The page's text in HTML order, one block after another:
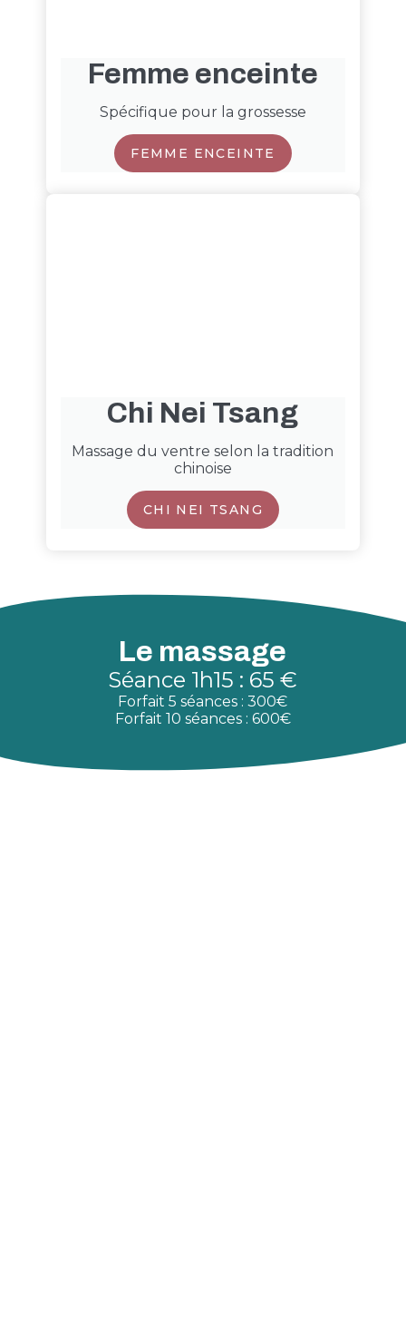
Femme enceinte
Spécifique pour la grossesse
FEMME ENCEINTE
Chi Nei Tsang
Massage du ventre selon la tradition
chinoise
CHI NEI TSANG
Le massage
Séance 1h15 : 65 €
Forfait 5 séances : 300€
Forfait 10 séances : 600€